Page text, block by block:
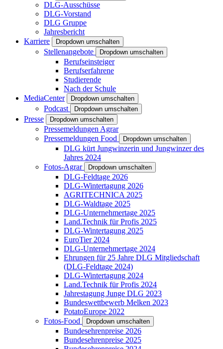
DLG-Ausschüsse
DLG-Vorstand
DLG Gruppe
Jahresbericht
Karriere
Dropdown umschalten
Stellenangebote Dropdown umschalten
Berufseinsteiger
Berufserfahrene
Studierende
Nach der Schule
MediaCenter
Dropdown umschalten
Podcast Dropdown umschalten
Presse Dropdown umschalten
Pressemeldungen Agrar
Pressemeldungen Food
Dropdown umschalten
DLG kürt Jungwinzerin und Jungwinzer des
Jahres 2024
Fotos-Agrar
Dropdown umschalten
DLG-Feldtage 2026
DLG-Wintertagung 2026
AGRITECHNICA 2025
DLG-Waldtage 2025
DLG-Unternehmertage 2025
Land.Technik für Profis 2025
DLG-Wintertagung 2025
EuroTier 2024
DLG-Unternehmertage 2024
Ehrungen für 25 Jahre DLG Mitgliedschaft
(DLG-Feldtage 2024)
DLG-Wintertagung 2024
Land.Technik für Profis 2024
Jahrestagung Junge DLG 2023
Bundeswettbewerb Melken 2023
PotatoEurope 2022
Fotos-Food
Dropdown umschalten
Bundesehrenpreise 2026
Bundesehrenpreise 2025